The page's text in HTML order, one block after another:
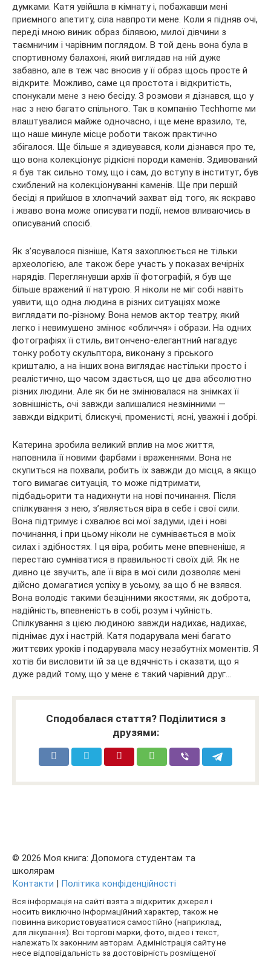
думками. Катя увійшла в кімнату і, побажавши мені
приємного апетиту, сіла навпроти мене. Коли я підняв очі,
переді мною виник образ білявою, милої дівчини з
таємничим і чарівним поглядом. В той день вона була в
спортивному балахоні, який виглядав на ній дуже
забавно, але в теж час вносив у її образ щось просте й
відкрите. Можливо, саме ця простота і відкритість,
спонукали мене з нею бесіду. З розмови я дізнався, що у
нас з нею багато спільного. Так в компанію Techhome ми
влаштувалися майже одночасно, і ще мене вразило, те,
що наше минуле місце роботи також практично
збігалося. Ще більше я здивувався, коли дізнався про те,
що вона колекціонує рідкісні породи каменів. Здивований
я був так сильно тому, що і сам, до вступу в інститут, був
схиблений на колекціонуванні каменів. Ще при першій
бесіді я прийшов в хлопчачий захват від того, як яскраво
і жваво вона може описувати події, немов вливаючись в
описуваний спосіб.
Як з’ясувалося пізніше, Катя захоплюється не тільки
археологією, але також бере участь у показах вечірніх
нарядів. Переглянувши архів її фотографій, я був ще
більше вражений її натурою. Я ніколи не міг собі навіть
уявити, що одна людина в різних ситуаціях може
виглядати по-різному. Вона немов актор театру, який
легко і невимушено змінює «обличчя» і образи. На одних
фотографіях її стиль, витончено-елегантний нагадує
тонку роботу скульптора, виконану з гірського
кришталю, а на інших вона виглядає настільки просто і
реалістично, що часом здається, що це два абсолютно
різних людини. Але як би не змінювалася на знімках її
зовнішність, очі завжди залишалися незмінними —
завжди відкриті, блискучі, променисті, ясні, уважні і добрі.
Катерина зробила великий вплив на моє життя,
наповнила її новими фарбами і враженнями. Вона не
скупиться на похвали, робить їх завжди до місця, а якщо
того вимагає ситуація, то може підтримати,
підбадьорити та надихнути на нові починання. Після
спілкування з нею, з’являється віра в себе і свої сили.
Вона підтримує і схвалює всі мої задуми, ідеї і нові
починання, і при цьому ніколи не сумнівається в моїх
силах і здібностях. І ця віра, робить мене впевненіше, я
перестаю сумніватися в правильності своїх дій. Як не
дивно це звучить, але її віра в мої сили дозволяє мені
дійсно домагатися успіху в усьому, за що б не взявся.
Вона володіє такими безцінними якостями, як доброта,
надійність, впевненість в собі, розум і чуйність.
Спілкування з цією людиною завжди надихає, надихає,
піднімає дух і настрій. Катя подарувала мені багато
життєвих уроків і подарувала масу незабутніх моментів. Я
хотів би висловити їй за це вдячність і сказати, що я
дуже радий тому, що у мене є такий чарівний друг…
Сподобалася стаття? Поділитися з
друзями:
© 2026 Моя книга: Допомога студентам та
школярам
Контакти | Політика конфіденційності
Вся інформація на сайті взята з відкритих джерел і
носить виключно інформаційний характер, також не
повинна використовуватися самостійно (наприклад,
для лікування). Всі торгові марки, фото, відео і текст,
належать їх законним авторам. Адміністрація сайту не
несе відповідальність за достовірність розміщеної